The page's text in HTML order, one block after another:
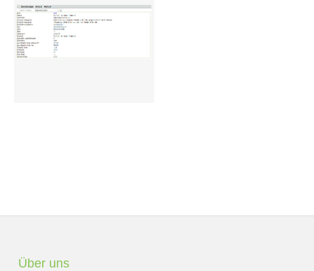
Preisgruppen
Sperrliste
Test-Tool
Über uns